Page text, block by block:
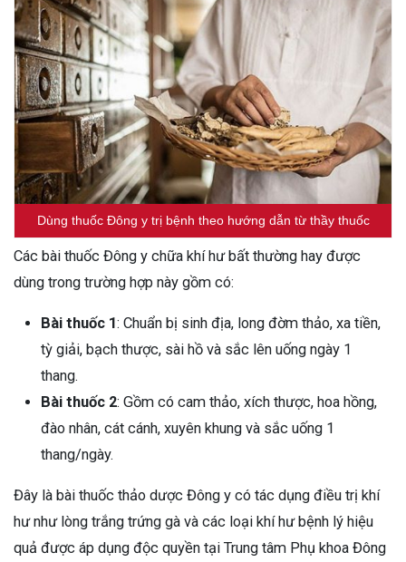
Dùng thuốc Đông y trị bệnh theo hướng dẫn từ thầy thuốc
Các bài thuốc Đông y chữa khí hư bất thường hay được
dùng trong trường hợp này gồm có:
Bài thuốc 1: Chuẩn bị sinh địa, long đờm thảo, xa tiền,
tỳ giải, bạch thược, sài hồ và sắc lên uống ngày 1
thang.
Bài thuốc 2: Gồm có cam thảo, xích thược, hoa hồng,
đào nhân, cát cánh, xuyên khung và sắc uống 1
thang/ngày.
Đây là bài thuốc thảo dược Đông y có tác dụng điều trị khí
hư như lòng trắng trứng gà và các loại khí hư bệnh lý hiệu
quả được áp dụng độc quyền tại Trung tâm Phụ khoa Đông